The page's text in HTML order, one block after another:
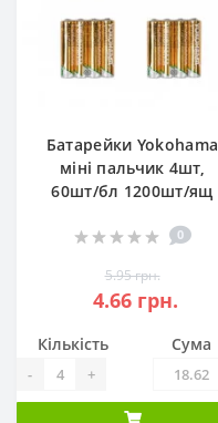
Батарейки Yokohama
міні пальчик 4шт,
60шт/бл 1200шт/ящ
0
5.95 грн.
4.66 грн.
Кількість
- +
Сума